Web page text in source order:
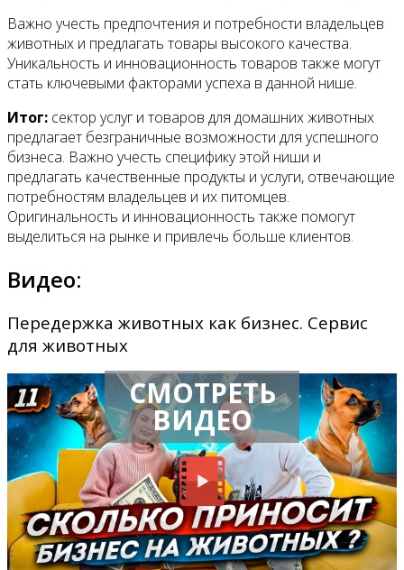
Важно учесть предпочтения и потребности владельцев
животных и предлагать товары высокого качества.
Уникальность и инновационность товаров также могут
стать ключевыми факторами успеха в данной нише.
Итог: сектор услуг и товаров для домашних животных
предлагает безграничные возможности для успешного
бизнеса. Важно учесть специфику этой ниши и
предлагать качественные продукты и услуги, отвечающие
потребностям владельцев и их питомцев.
Оригинальность и инновационность также помогут
выделиться на рынке и привлечь больше клиентов.
Видео:
Передержка животных как бизнес. Сервис
для животных
СМОТРЕТЬ
ВИДЕО